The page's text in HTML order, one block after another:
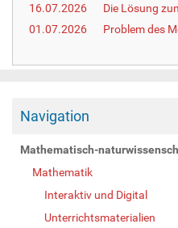
16.07.2026
Die Lösung
01.07.2026
Problem des
Navigation
Mathematisch-
Mathematik
Interaktiv und Digital
Unterrichtsmaterialien